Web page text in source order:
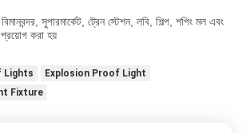
সুপারমার্কেট, ট্রেন স্টেশন, লবি, শিল্প, শপিং মল এবং
প্রয়োগ করা হয়
Lights
Explosion Proof Light
Fixture